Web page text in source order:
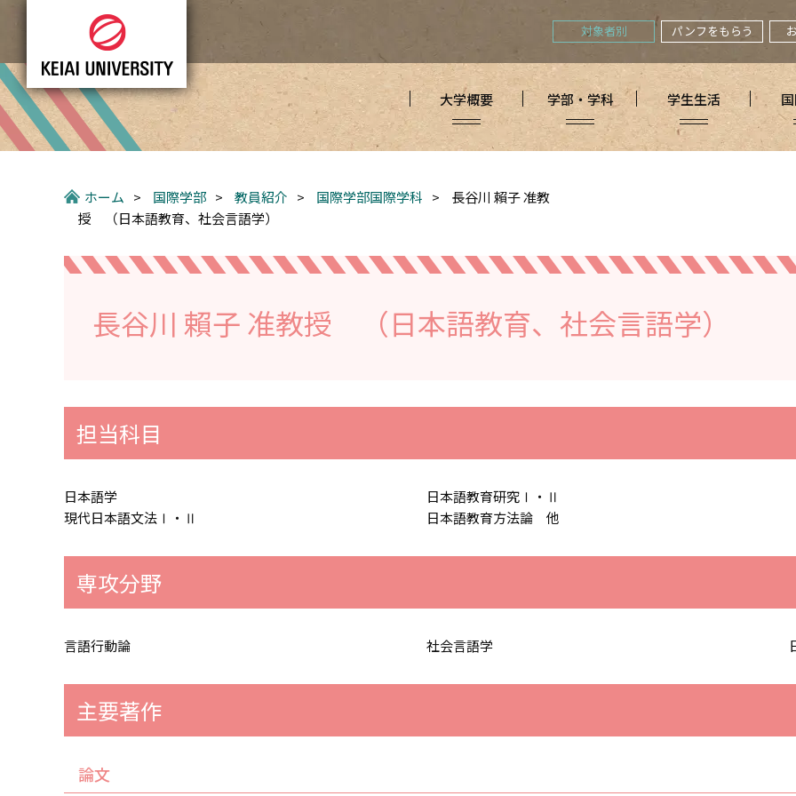
バ
ル
ナ
ビ
ル
ナ
ビ
ゲ
ー
へ
対象者別 パンフをもらう
大学概要 学部・学科 学生生活
ホーム > 国際学部 > 教員紹介 > 国際学部国際学科 >
長谷川 賴子 准教
授 （日本語教育、社会言語学）
長谷川 賴子 准教授 （日本語教育、社会言語学）
担当科目
日本語学
現代日本語文法Ⅰ・Ⅱ
日本語教育研究Ⅰ・Ⅱ
日本語教育方法論 他
専攻分野
言語行動論 社会言語学
主要著作
論文